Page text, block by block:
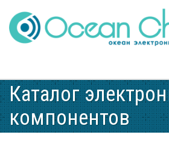
to
content
Каталог
компонентов